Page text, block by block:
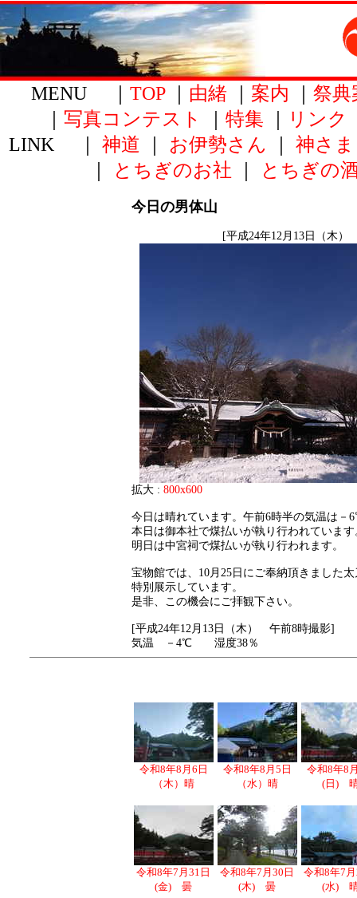
MENU ｜ TOP｜ 由緒 案内
祭典
写真コンテスト 特集 リンク
LINK ｜ 神道 お伊勢さん 神さま
とちぎのお社 とちぎの
今日の男体山
[平成24年12月13日（木
拡大 : 800x600
今日は晴れています。午前6時半の気温は－
本日は御本社で煤払いが執り行われています
明日は中宮祠で煤払いが執り行われます。
宝物館では、10月25日にご奉納頂きました
特別展示しています。
是非、この機会にご拝観下さい。
[平成24年12月13日（木） 午前8時撮影]
気温 －4℃ 湿度38％
令和8年8月6日
（木）晴
令和8年8月5日
（水）晴
令和8年8
(日)
令和8年7月31日
(金) 曇
令和8年7月30日
(木) 曇
令和8年7
(水)